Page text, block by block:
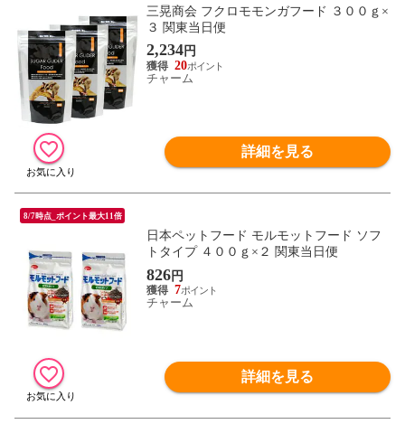
三晃商会 フクロモモンガフード ３００ｇ×
３ 関東当日便
2,234円
20
チャーム
詳細を見る
8/7時点_ポイント最大11倍
日本ペットフード モルモットフード ソフ
トタイプ ４００ｇ×２ 関東当日便
826円
7
チャーム
詳細を見る